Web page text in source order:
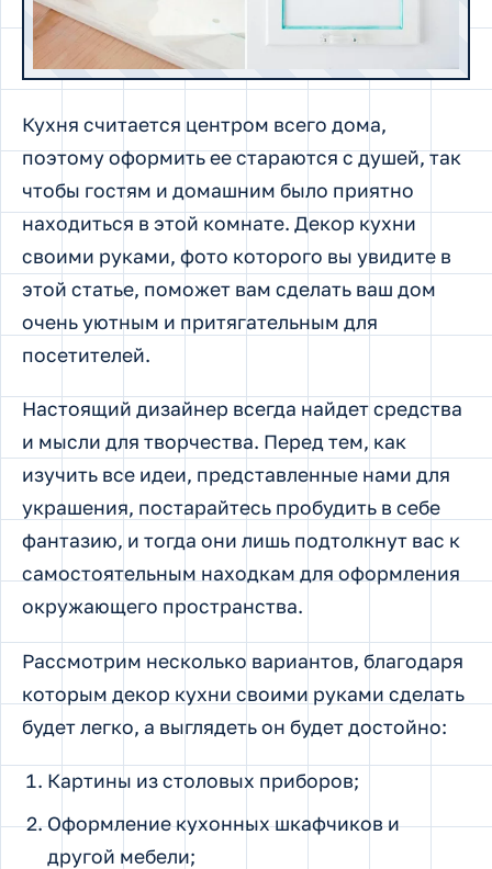
Кухня считается центром всего дома,
поэтому оформить ее стараются с душей, так
чтобы гостям и домашним было приятно
находиться в этой комнате. Декор кухни
своими руками, фото которого вы увидите в
этой статье, поможет вам сделать ваш дом
очень уютным и притягательным для
посетителей.
Настоящий дизайнер всегда найдет средства
и мысли для творчества. Перед тем, как
изучить все идеи, представленные нами для
украшения, постарайтесь пробудить в себе
фантазию, и тогда они лишь подтолкнут вас к
самостоятельным находкам для оформления
окружающего пространства.
Рассмотрим несколько вариантов, благодаря
которым декор кухни своими руками сделать
будет легко, а выглядеть он будет достойно:
Картины из столовых приборов;
Оформление кухонных шкафчиков и
другой мебели;